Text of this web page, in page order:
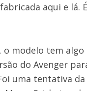
aqui e lá.
modelo tem algo
do Avenger
uma tentativa